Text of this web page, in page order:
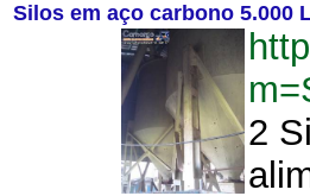
Silos em aço carbono 5.000
2